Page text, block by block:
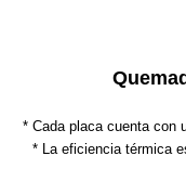
* Cada placa cuenta con
* La eficiencia térmica